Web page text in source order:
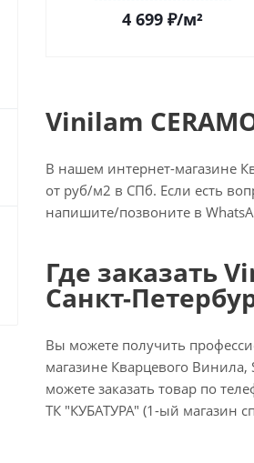
4 699 ₽/м²
Vinilam
В нашем интернет-магазине
от руб/м2 в СПб. Если есть
напишите/позвоните в
Где заказать
Санкт-
Вы можете получить
магазине Кварцевого
можете заказать товар по
ТК "КУБАТУРА" (1-ый магазин